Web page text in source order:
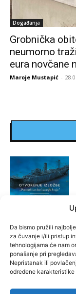
Da bismo pružili
za čuvanje i/ili pristup
tehnologijama će nam
ponašanje pri
Nepristanak ili
određene
Događanja
Grobnička
neumorno
eura novčane
Maroje Mustapić -